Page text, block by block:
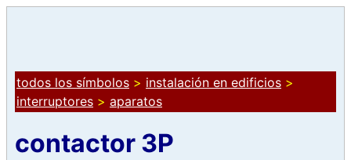
todos los símbolos > instalación en edificios >
interruptores > aparatos
contactor 3P